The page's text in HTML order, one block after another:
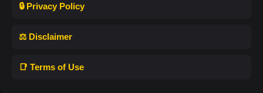
🔒 Privacy Policy
⚖️ Disclaimer
📑 Terms of Use